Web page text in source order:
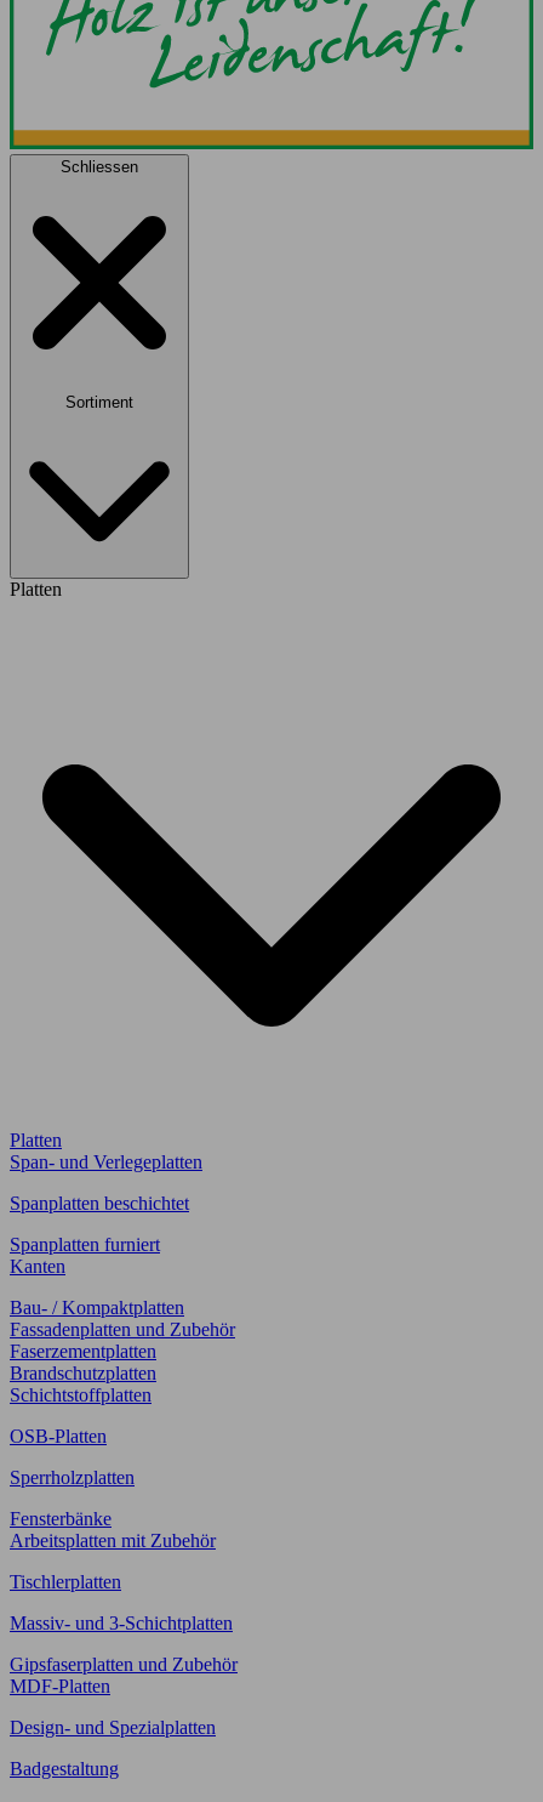
Schliessen
Sortiment
Platten
Platten
Span- und Verlegeplatten
Spanplatten beschichtet
Spanplatten furniert
Kanten
Bau- / Kompaktplatten
Fassadenplatten und Zubehör
Faserzementplatten
Brandschutzplatten
Schichtstoffplatten
OSB-Platten
Sperrholzplatten
Fensterbänke
Arbeitsplatten mit Zubehör
Tischlerplatten
Massiv- und 3-Schichtplatten
Gipsfaserplatten und Zubehör
MDF-Platten
Design- und Spezialplatten
Badgestaltung